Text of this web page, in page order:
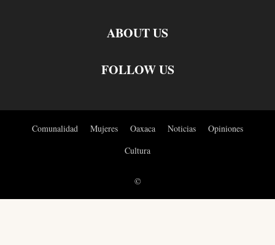
ABOUT US
FOLLOW US
Comunalidad Mujeres Oaxaca Noticias
Opiniones
Cultura
©